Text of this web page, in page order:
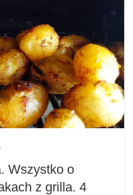
Wszystko o
z grilla. 4